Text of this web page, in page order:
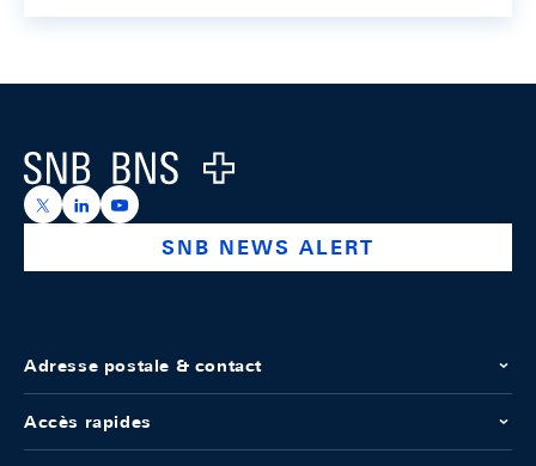
Logo
https://x.com/snb_bns
https://ch.linkedin.com/company/swiss-national-
https://www.youtube.com/@swissnationalbank
SNB NEWS ALERT
Adresse postale & contact
Accès rapides